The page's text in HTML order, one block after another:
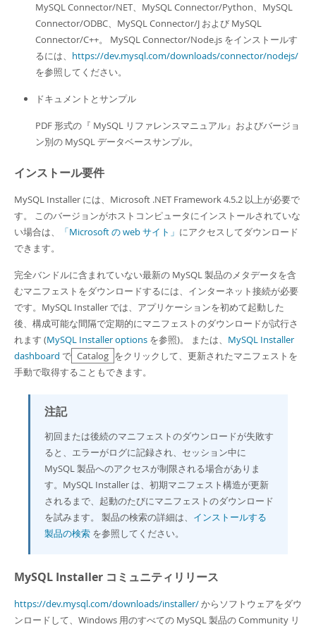
MySQL Connector/NET、MySQL Connector/Python、MySQL
Connector/ODBC、MySQL Connector/J および MySQL
Connector/C++。 MySQL Connector/Node.js をインストールす
るには、 https://dev.mysql.com/downloads/connector/nodejs/
を参照してください。
ドキュメントとサンプル
PDF 形式の『 MySQL リファレンスマニュアル』およびバージョ
ン別の MySQL データベースサンプル。
インストール要件
MySQL Installer には、Microsoft .NET Framework 4.5.2 以上が必要で
す。 このバージョンがホストコンピュータにインストールされていな
い場合は、
「Microsoft の web サイト」 にアクセスしてダウンロード
できます。
完全バンドルに含まれていない最新の MySQL 製品のメタデータを含
むマニフェストをダウンロードするには、インターネット接続が必要
です。MySQL Installer では、アプリケーションを初めて起動した
後、構成可能な間隔で定期的にマニフェストのダウンロードが試行さ
れます (MySQL Installer options を参照)。 または、 MySQL Installer
dashboard で Catalog をクリックして、更新されたマニフェストを
手動で取得することもできます。
注記
初回または後続のマニフェストのダウンロードが失敗す
ると、エラーがログに記録され、セッション中に
MySQL 製品へのアクセスが制限される場合がありま
す。MySQL Installer は、初期マニフェスト構造が更新
されるまで、起動のたびにマニフェストのダウンロード
を試みます。 製品の検索の詳細は、 インストールする
製品の検索 を参照してください。
MySQL Installer コミュニティリリース
https://dev.mysql.com/downloads/installer/からソフトウェアをダウ
ンロードして、Windows 用のすべての MySQL 製品の Community リ